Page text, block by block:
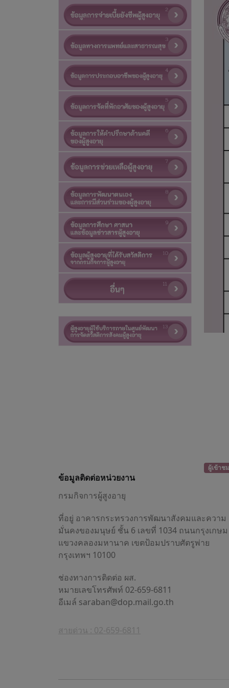
ผู้เข้าช
ข้อมูลติดต่อหน่วยงาน
กรมกิจการผู้สูงอายุ
ที่อยู่ อาคารกระทรวงการพัฒนาสังคมและความ
มั่นคงของมนุษย์ ชั้น 6 เลขที่ 1034 ถนนกรุงเกษม
แขวงคลองมหานาค เขตป้อมปราบศัตรูพ่าย
กรุงเทพฯ 10100
ช่องทางการติดต่อ ผส.
หมายเลขโทรศัพท์ 02-659-6811
อีเมล์ saraban@dop.mail.go.th
สายด่วน : 02-659-6811